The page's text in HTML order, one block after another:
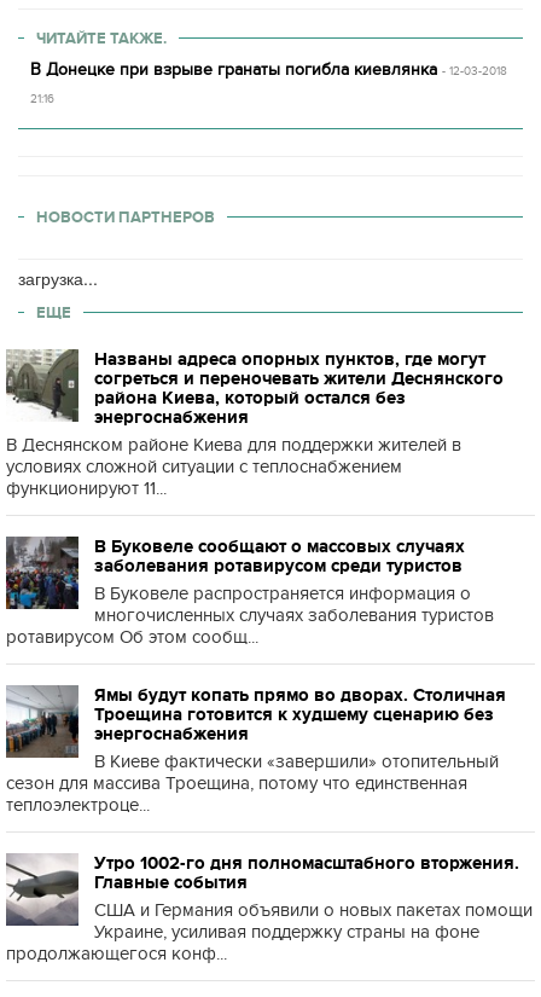
ЧИТАЙТЕ ТАКЖЕ.
В Донецке при взрыве гранаты погибла киевлянка - 12-03-2018
21:16
НОВОСТИ ПАРТНЕРОВ
загрузка...
ЕЩЕ
Названы адреса опорных пунктов, где могут
согреться и переночевать жители Деснянского
района Киева, который остался без
энергоснабжения
В Деснянском районе Киева для поддержки жителей в
условиях сложной ситуации с теплоснабжением
функционируют 11...
В Буковеле сообщают о массовых случаях
заболевания ротавирусом среди туристов
В Буковеле распространяется информация о
многочисленных случаях заболевания туристов
ротавирусом Об этом сообщ...
Ямы будут копать прямо во дворах. Столичная
Троещина готовится к худшему сценарию без
энергоснабжения
В Киеве фактически «завершили» отопительный
сезон для массива Троещина, потому что единственная
теплоэлектроце...
Утро 1002-го дня полномасштабного вторжения.
Главные события
США и Германия объявили о новых пакетах помощи
Украине, усиливая поддержку страны на фоне
продолжающегося конф...